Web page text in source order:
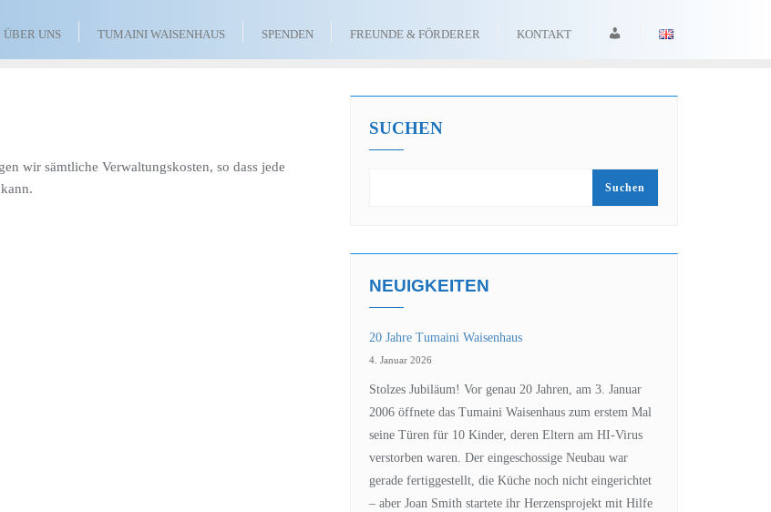
ÜBER UNS TUMAINI WAISENHAUS SPENDEN FREUNDE & FÖRDERER KONTAKT ANMELDEN
wir sämtliche Verwaltungskosten, so dass jede
SUCHEN
Suchen
NEUIGKEITEN
20 Jahre Tumaini Waisenhaus
4. Januar 2026
Stolzes Jubiläum! Vor genau 20 Jahren, am 3. Januar
2006 öffnete das Tumaini Waisenhaus zum erstem Mal
seine Türen für 10 Kinder, deren Eltern am HI-Virus
verstorben waren. Der eingeschossige Neubau war
gerade fertiggestellt, die Küche noch nicht eingerichtet
– aber Joan Smith startete ihr Herzensprojekt mit Hilfe